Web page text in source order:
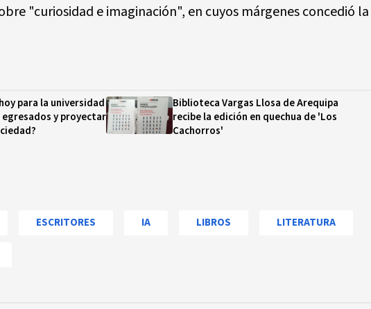
"curiosidad e imaginación", en cuyos márgenes concedió la
para la universidad
egresados y proyectar
Biblioteca Vargas Llosa de Arequipa
recibe la edición en quechua de 'Los
Cachorros'
ESCRITORES IA LIBROS LITERATURA